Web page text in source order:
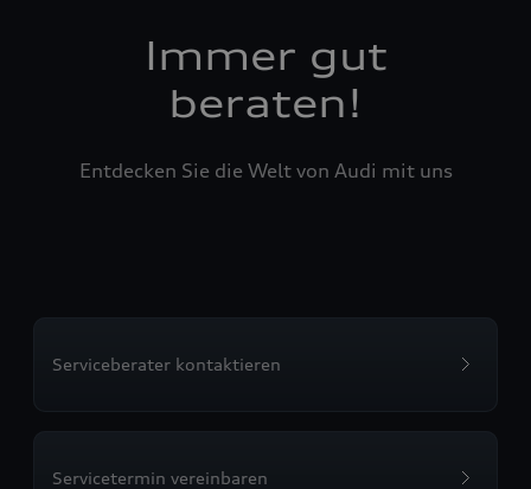
Immer gut
beraten!
Entdecken Sie die Welt von Audi mit uns
Serviceberater kontaktieren
Servicetermin vereinbaren